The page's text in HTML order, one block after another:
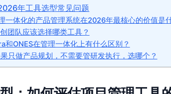
年工具选型常见问题
一体化的产品管理系统在2026年最核心的价值是
团队应该选择哪类工具？
和ONES在管理一体化上有什么区别？
只做产品规划，不需要管研发执行，选哪个？